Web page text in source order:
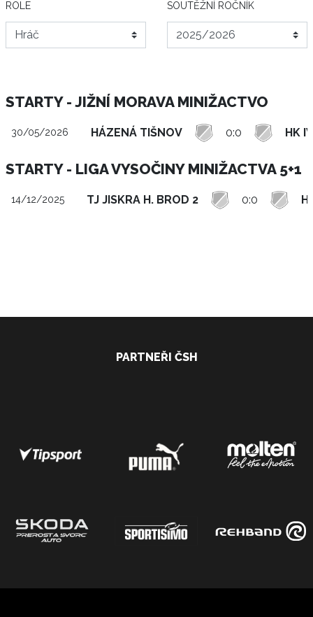
ROLE SOUTĚŽNÍ ROČNÍK
STARTY - JIŽNÍ MORAVA MINIŽACTVO
30/05/2026 HÁZENÁ TIŠNOV 0:0 HK
STARTY - LIGA VYSOČINY MINIŽACTVA 5+1
14/12/2025 TJ JISKRA H. BROD 2 0:0
PARTNEŘI ČSH